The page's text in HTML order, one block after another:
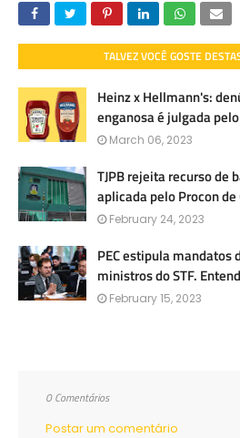
TALVEZ VOCÊ GOSTE
Heinz x Hellmann's:
enganosa é julgada pelo
March 06, 2023
TJPB rejeita recurso de
aplicada pelo Procon de
February 24, 2023
PEC estipula mandatos
ministros do STF.
February 15, 2023
0 Comentários
Postar um comentário